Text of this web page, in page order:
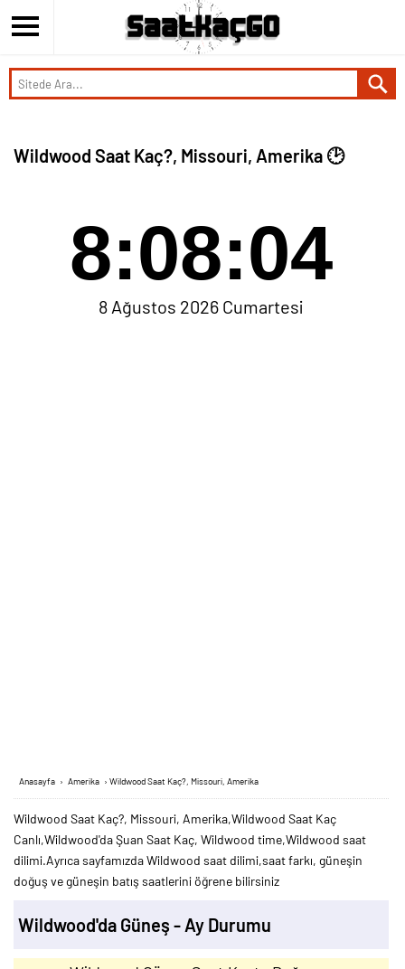
Wildwood Saat Kaç?, Missouri, Amerika 🕑
8:08:04
8 Ağustos 2026 Cumartesi
Anasayfa › Amerika › Wildwood Saat Kaç?, Missouri, Amerika
Wildwood Saat Kaç?, Missouri, Amerika,Wildwood Saat Kaç
Canlı,Wildwood'da Şuan Saat Kaç, Wildwood time,Wildwood saat
dilimi.Ayrıca sayfamızda Wildwood saat dilimi,saat farkı, güneşin
doğuş ve güneşin batış saatlerini öğrene bilirsiniz
Wildwood'da Güneş - Ay Durumu